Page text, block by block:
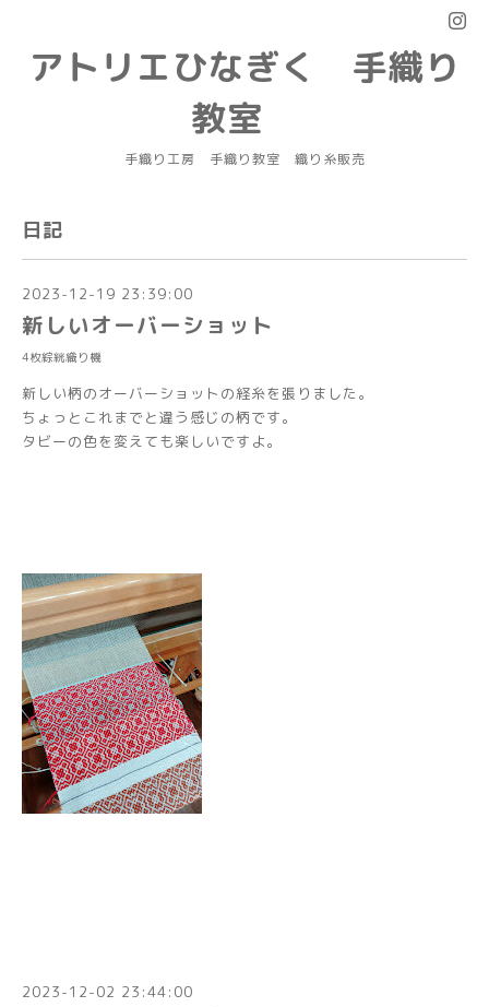
アトリエひなぎく 手織り
教室
手織り工房 手織り教室 織り糸販売
日記
2023-12-19 23:39:00
新しいオーバーショット
4枚綜絖織り機
新しい柄のオーバーショットの経糸を張りました。
ちょっとこれまでと違う感じの柄です。
タビーの色を変えても楽しいですよ。
2023-12-02 23:44:00